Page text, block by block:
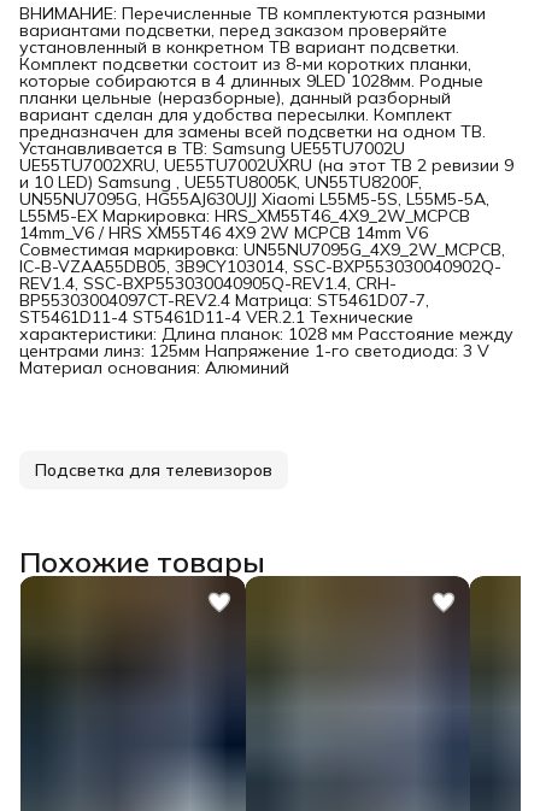
ВНИМАНИЕ: Перечисленные ТВ комплектуются разными
вариантами подсветки, перед заказом проверяйте
установленный в конкретном ТВ вариант подсветки.
Комплект подсветки состоит из 8-ми коротких планки,
которые собираются в 4 длинных 9LED 1028мм. Родные
планки цельные (неразборные), данный разборный
вариант сделан для удобства пересылки. Комплект
предназначен для замены всей подсветки на одном ТВ.
Устанавливается в ТВ: Samsung UE55TU7002U
UE55TU7002XRU, UE55TU7002UXRU (на этот ТВ 2 ревизии 9
и 10 LED) Samsung , UE55TU8005K, UN55TU8200F,
UN55NU7095G, HG55AJ630UJJ Xiaomi L55M5-5S, L55M5-5A,
L55M5-EX Маркировка: HRS_XM55T46_4X9_2W_MCPCB
14mm_V6 / HRS XM55T46 4X9 2W MCPCB 14mm V6
Совместимая маркировка: UN55NU7095G_4X9_2W_MCPCB,
IC-B-VZAA55DB05, 3B9CY103014, SSC-BXP553030040902Q-
REV1.4, SSC-BXP553030040905Q-REV1.4, CRH-
BP55303004097CT-REV2.4 Матрица: ST5461D07-7,
ST5461D11-4 ST5461D11-4 VER.2.1 Технические
характеристики: Длина планок: 1028 мм Расстояние между
центрами линз: 125мм Напряжение 1-го светодиода: 3 V
Материал основания: Алюминий
Подсветка для телевизоров
Похожие товары